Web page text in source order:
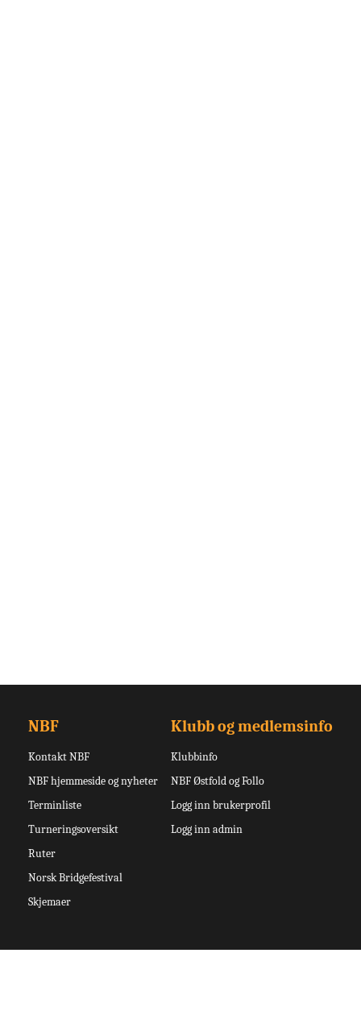
NBF
Kontakt NBF
NBF hjemmeside og nyheter
Terminliste
Turneringsoversikt
Ruter
Norsk Bridgefestival
Skjemaer
Klubb og medlemsinfo
Klubbinfo
NBF Østfold og Follo
Logg inn brukerprofil
Logg inn admin